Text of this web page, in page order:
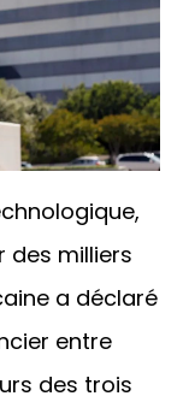
des milliers
a déclaré
entre
des trois